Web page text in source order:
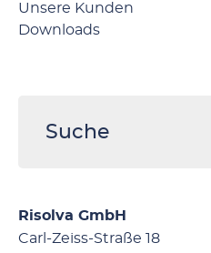
Unsere Kunden
Downloads
Risolva GmbH
Carl-Zeiss-Straße 18